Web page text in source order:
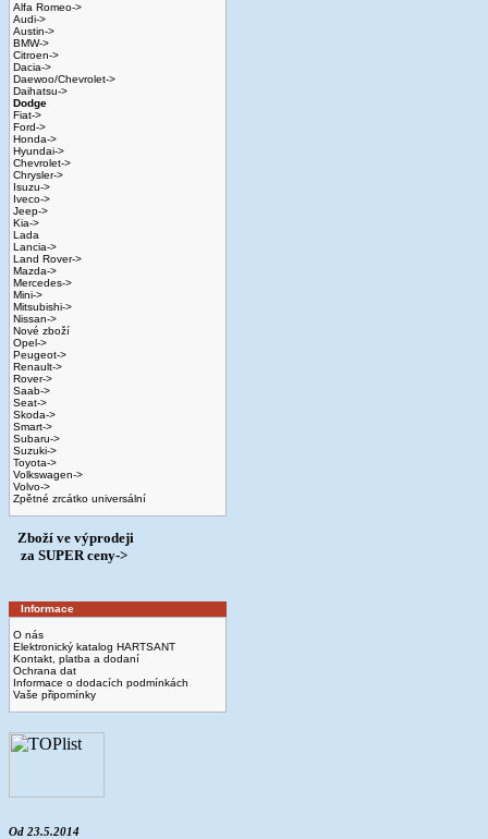
Alfa Romeo->
Audi->
Austin->
BMW->
Citroen->
Dacia->
Daewoo/Chevrolet->
Daihatsu->
Dodge
Fiat->
Ford->
Honda->
Hyundai->
Chevrolet->
Chrysler->
Isuzu->
Iveco->
Jeep->
Kia->
Lada
Lancia->
Land Rover->
Mazda->
Mercedes->
Mini->
Mitsubishi->
Nissan->
Nové zboží
Opel->
Peugeot->
Renault->
Rover->
Saab->
Seat->
Skoda->
Smart->
Subaru->
Suzuki->
Toyota->
Volkswagen->
Volvo->
Zpětné zrcátko universální
Zboží ve výprodeji
­ za SUPER ceny->
Informace
O nás
Elektronický katalog HARTSANT
Kontakt, platba a dodaní
Ochrana dat
Informace o dodacích podmínkách
Vaše připomínky
Od 23.5.2014